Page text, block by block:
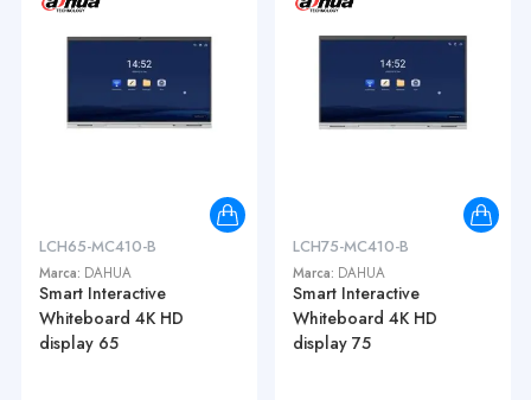
LCH65-MC410-B
Marca: DAHUA
Smart Interactive
Whiteboard 4K HD
display 65
LCH75-MC410-B
Marca: DAHUA
Smart Interactive
Whiteboard 4K HD
display 75